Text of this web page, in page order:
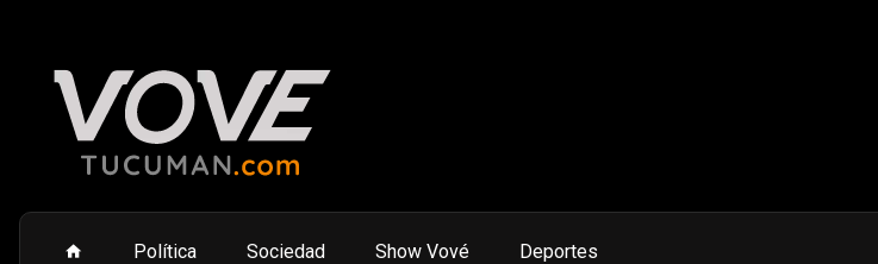
Política Sociedad Show Vové Deportes